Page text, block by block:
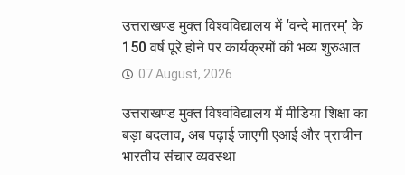
उत्तराखण्ड मुक्त विश्वविद्यालय में ‘वन्दे मातरम्’ के
150 वर्ष पूरे होने पर कार्यक्रमों की भव्य शुरुआत
07 August, 2026
उत्तराखण्ड मुक्त विश्वविद्यालय में मीडिया शिक्षा का
बड़ा बदलाव, अब पढ़ाई जाएगी एआई और प्राचीन
भारतीय संचार व्यवस्था